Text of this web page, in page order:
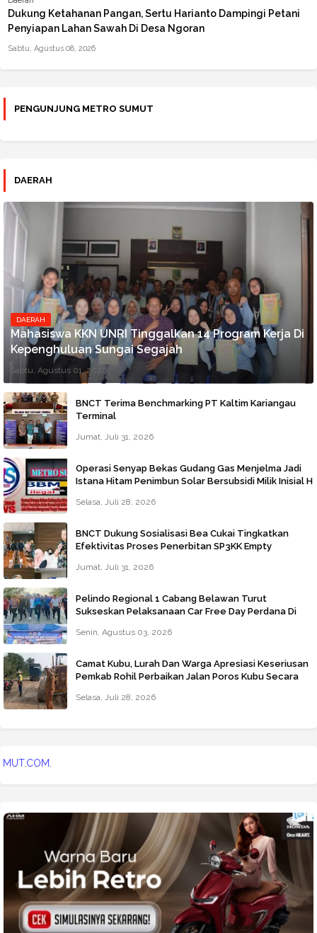
Dukung Ketahanan Pangan, Sertu Harianto Dampingi Petani
Penyiapan Lahan Sawah Di Desa Ngoran
Sabtu, Agustus 08, 2026
PENGUNJUNG METRO SUMUT
DAERAH
DAERAH
Mahasiswa KKN UNRI Tinggalkan 14 Program Kerja Di
Kepenghuluan Sungai Segajah
Sabtu, Agustus 01, 2026
BNCT Terima Benchmarking PT Kaltim Kariangau
Terminal
Jumat, Juli 31, 2026
Operasi Senyap Bekas Gudang Gas Menjelma Jadi
Istana Hitam Penimbun Solar Bersubsidi Milik Inisial H
Hukum
Selasa, Juli 28, 2026
BNCT Dukung Sosialisasi Bea Cukai Tingkatkan
Efektivitas Proses Penerbitan SP3KK Empty
Jumat, Juli 31, 2026
Pelindo Regional 1 Cabang Belawan Turut
Sukseskan Pelaksanaan Car Free Day Perdana Di
Senin, Agustus 03, 2026
Camat Kubu, Lurah Dan Warga Apresiasi Keseriusan
Pemkab Rohil Perbaikan Jalan Poros Kubu Secara
Selasa, Juli 28, 2026